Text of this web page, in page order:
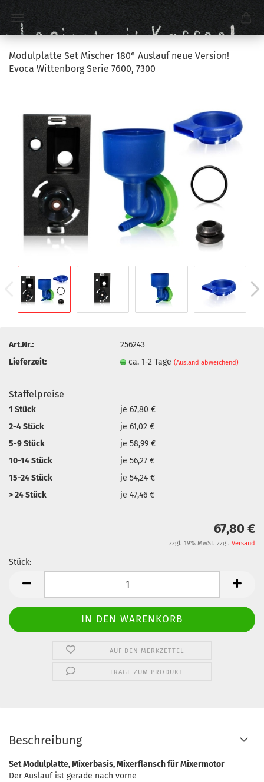
Modulplatte Set Mischer 180° Auslauf neue Version!
Evoca Wittenborg Serie 7600, 7300
Art.Nr.:
256243
Lieferzeit:
ca. 1-2 Tage(Ausland abweichend)
Staffelpreise
1 Stück
je 67,80 €
2-4 Stück
je 61,02 €
5-9 Stück
je 58,99 €
10-14 Stück
je 56,27 €
15-24 Stück
je 54,24 €
> 24 Stück
je 47,46 €
67,80 €
zzgl. 19% MwSt. zzgl. Versand
Stück:
AUF DEN MERKZETTEL
FRAGE ZUM PRODUKT
Beschreibung
Set Modulplatte, Mixerbasis, Mixerflansch für Mixermotor
Der Auslauf ist gerade nach vorne